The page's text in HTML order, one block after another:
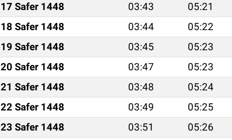
17 Safer 1448 03:43 05:21
18 Safer 1448 03:44 05:22
19 Safer 1448 03:45 05:23
20 Safer 1448 03:47 05:23
21 Safer 1448 03:48 05:24
22 Safer 1448 03:49 05:25
23 Safer 1448 03:51 05:26